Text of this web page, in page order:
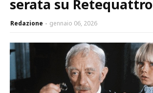
serata su Retequattro
Redazione gennaio 06, 2026